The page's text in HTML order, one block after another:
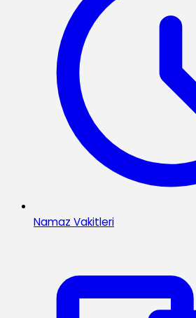
Namaz Vakitleri